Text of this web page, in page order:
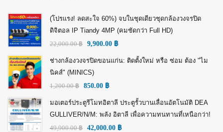
(โปรแรง! ลดสะใจ 60%) จบในชุดเดียวชุดกล้องวงจรปิด
ดิจิตอล IP Tiandy 4MP (คมชัดกว่า Full HD)
22,000.00฿ 9,900.00 ฿
ช่างกล้องวงจรปิดขอนแก่น: ติดตั้งใหม่ หรือ ซ่อม ต้อง "ไม
นิคส์" (MINICS)
1,200.00฿ 850.00 ฿
มอเตอร์ประตูรีโมทอิตาลี ประตูรั้วบานเลื่อนอัตโนมัติ DEA
GULLIVER/N/M: พลัง อิตาลี เพื่อความทนทานที่เหนือกว่า!
49,900.00฿ 42,000.00 ฿